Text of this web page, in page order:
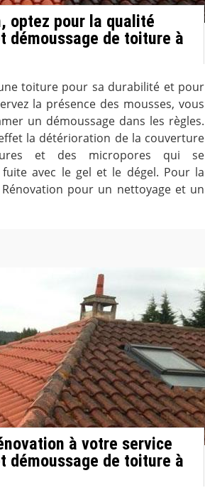
optez pour la qualité
démoussage de toiture à
toiture pour sa durabilité et pour
la présence des mousses, vous
un démoussage dans les règles.
la détérioration de la couverture
et des micropores qui se
avec le gel et le dégel. Pour la
pour un nettoyage et un
à votre service
démoussage de toiture à